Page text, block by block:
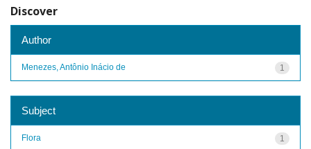
Discover
Author
1
Menezes, Antônio Inácio de
Subject
1
Flora